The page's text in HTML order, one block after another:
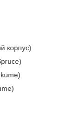
корпус)